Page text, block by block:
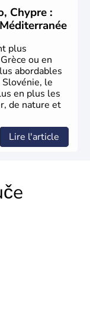
Chypre :
plus
ou en
abordables
le
en plus les
de nature et
Lire l'article